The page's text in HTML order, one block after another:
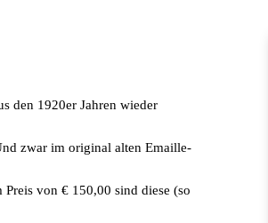
den 1920er Jahren wieder
zwar im original alten Emaille-
von € 150,00 sind diese (so